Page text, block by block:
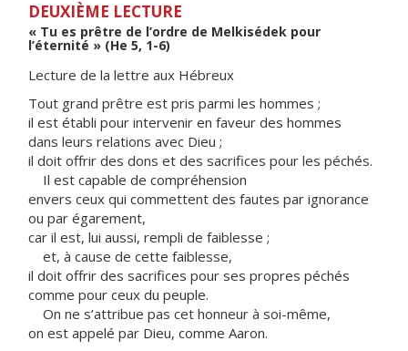
DEUXIÈME LECTURE
« Tu es prêtre de l’ordre de Melkisédek pour
l’éternité » (He 5, 1-6)
Lecture de la lettre aux Hébreux
Tout grand prêtre est pris parmi les hommes ;
il est établi pour intervenir en faveur des hommes
dans leurs relations avec Dieu ;
il doit offrir des dons et des sacrifices pour les péchés.
Il est capable de compréhension
envers ceux qui commettent des fautes par ignorance
ou par égarement,
car il est, lui aussi, rempli de faiblesse ;
et, à cause de cette faiblesse,
il doit offrir des sacrifices pour ses propres péchés
comme pour ceux du peuple.
On ne s’attribue pas cet honneur à soi-même,
on est appelé par Dieu, comme Aaron.